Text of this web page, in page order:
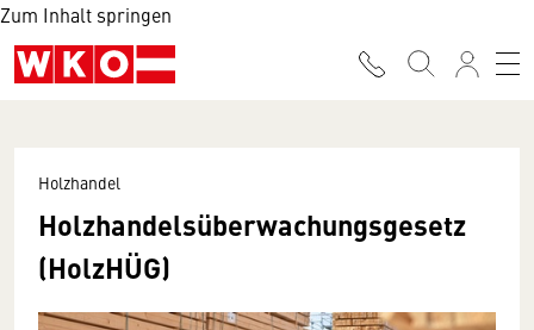
Zum Inhalt springen
Holzhandel
Holzhandelsüberwachungsgesetz
(HolzHÜG)